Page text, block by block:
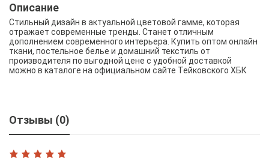
Описание
Стильный дизайн в актуальной цветовой гамме, которая
отражает современные тренды. Станет отличным
дополнением современного интерьера. Купить оптом онлайн
ткани, постельное белье и домашний текстиль от
производителя по выгодной цене с удобной доставкой
можно в каталоге на официальном сайте Тейковского ХБК
Отзывы (0)